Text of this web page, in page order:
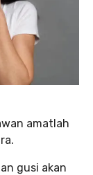
amatlah
gusi akan